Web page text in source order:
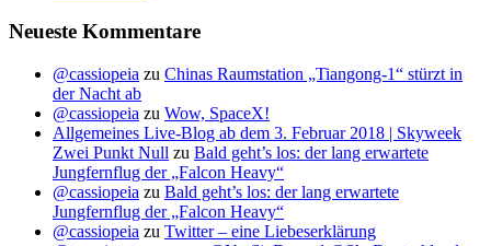
Neueste Kommentare
@cassiopeia zu Chinas Raumstation „Tiangong-1“ stürzt in
der Nacht ab
@cassiopeia zu Wow, SpaceX!
Allgemeines Live-Blog ab dem 3. Februar 2018 | Skyweek
Zwei Punkt Null zu Bald geht’s los: der lang erwartete
Jungfernflug der „Falcon Heavy“
@cassiopeia zu Bald geht’s los: der lang erwartete
Jungfernflug der „Falcon Heavy“
@cassiopeia zu Twitter – eine Liebeserklärung